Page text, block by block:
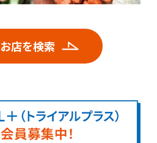
店を検索